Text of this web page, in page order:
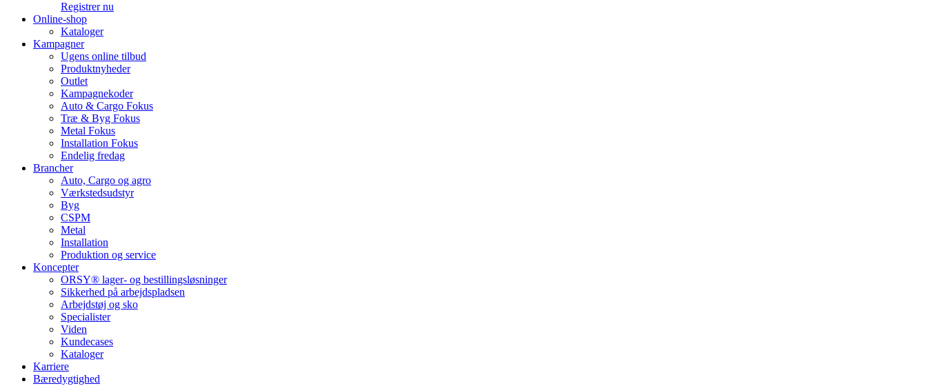
Registrer nu
Online-shop
Kataloger
Kampagner
Ugens online tilbud
Produktnyheder
Outlet
Kampagnekoder
Auto & Cargo Fokus
Træ & Byg Fokus
Metal Fokus
Installation Fokus
Endelig fredag
Brancher
Auto, Cargo og agro
Værkstedsudstyr
Byg
CSPM
Metal
Installation
Produktion og service
Koncepter
ORSY® lager- og bestillingsløsninger
Sikkerhed på arbejdspladsen
Arbejdstøj og sko
Specialister
Viden
Kundecases
Kataloger
Karriere
Bæredygtighed